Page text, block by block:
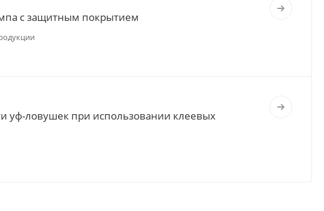
с защитным покрытием
уф-ловушек при использовании клеевых